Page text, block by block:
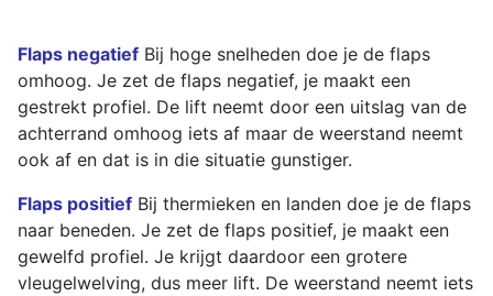
Flaps negatief Bij hoge snelheden doe je de flaps
omhoog. Je zet de flaps negatief, je maakt een
gestrekt profiel. De lift neemt door een uitslag van de
achterrand omhoog iets af maar de weerstand neemt
ook af en dat is in die situatie gunstiger.
Flaps positief Bij thermieken en landen doe je de flaps
naar beneden. Je zet de flaps positief, je maakt een
gewelfd profiel. Je krijgt daardoor een grotere
vleugelwelving, dus meer lift. De weerstand neemt iets